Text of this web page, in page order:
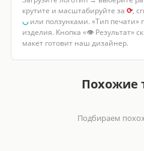
крутите и масштабируйте за ⟳,
◡или ползунками. «Тип печати»
изделия. Кнопка «👁 Результат»
макет готовит наш дизайнер.
Похожие
Подбираем